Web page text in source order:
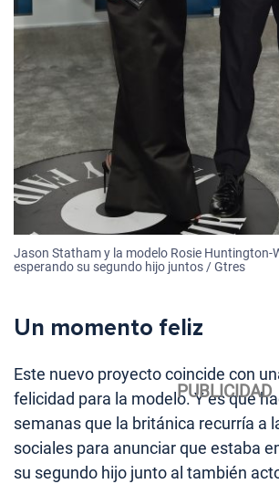
Jason Statham y la modelo Rosie Huntington-
esperando su segundo hijo juntos / Gtres
Un momento feliz
Este nuevo proyecto coincide con
felicidad para la modelo. Y es que
semanas que la británica recurría a
sociales para anunciar que estaba
su segundo hijo junto al también